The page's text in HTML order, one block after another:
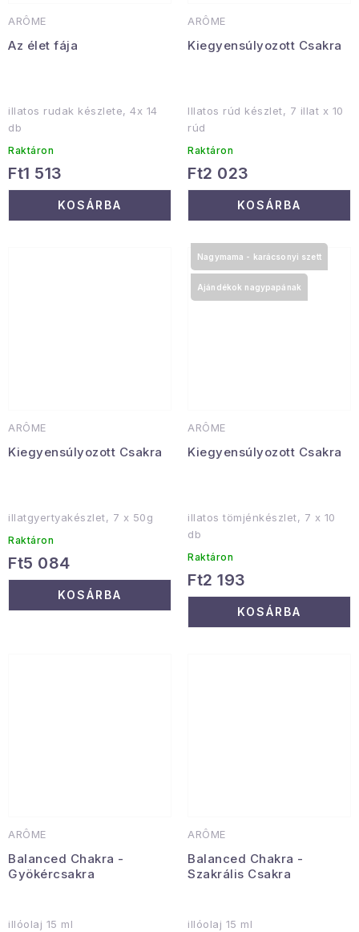
ARÔME
Az élet fája
illatos rudak készlete, 4x 14
db
Raktáron
Ft1 513
KOSÁRBA
ARÔME
Kiegyensúlyozott Csakra
Illatos rúd készlet, 7 illat x 10
rúd
Raktáron
Ft2 023
KOSÁRBA
ARÔME
Kiegyensúlyozott Csakra
illatgyertyakészlet, 7 x 50g
Raktáron
Ft5 084
KOSÁRBA
ARÔME
Kiegyensúlyozott Csakra
Nagymama - karácsonyi szett
Ajándékok nagypapának
illatos tömjénkészlet, 7 x 10
db
Raktáron
Ft2 193
KOSÁRBA
ARÔME
Balanced Chakra -
Gyökércsakra
illóolaj 15 ml
ARÔME
Balanced Chakra -
Szakrális Csakra
illóolaj 15 ml